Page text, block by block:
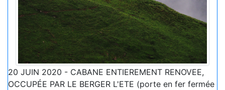
20 JUIN 2020 - CABANE ENTIEREMENT RENOVEE,
OCCUPÉE PAR LE BERGER L'ETE (porte en fer fermée